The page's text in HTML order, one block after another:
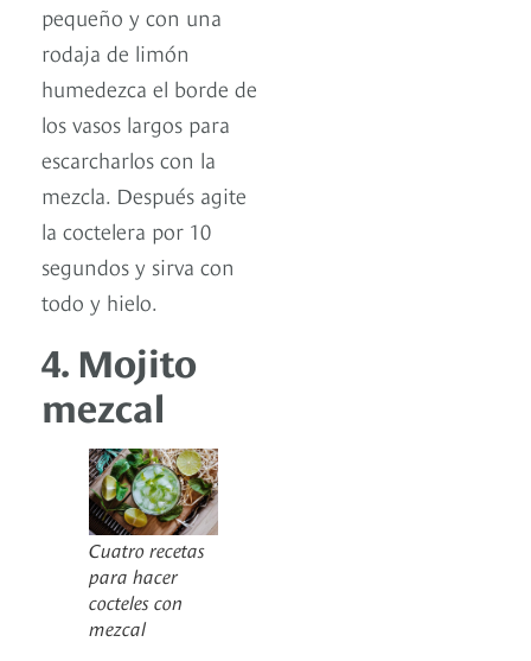
pequeño y con una
rodaja de limón
humedezca el borde de
los vasos largos para
escarcharlos con la
mezcla. Después agite
la coctelera por 10
segundos y sirva con
todo y hielo.
4. Mojito
mezcal
Cuatro recetas
para hacer
cocteles con
mezcal